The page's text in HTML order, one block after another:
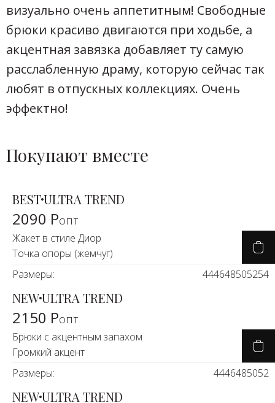
визуально очень аппетитным! Свободные
брюки красиво двигаются при ходьбе, а
акцентная завязка добавляет ту самую
расслабленную драму, которую сейчас так
любят в отпускных коллекциях. Очень
эффектно!
Покупают вместе
BESTULTRA TREND
2090 Ропт
Жакет в стиле Диор
Точка опоры (жемчуг)
Размеры:
444648505254
NEWULTRA TREND
2150 Ропт
Брюки с акцентным запахом
Громкий акцент
Размеры:
4446485052
NEWULTRA TREND